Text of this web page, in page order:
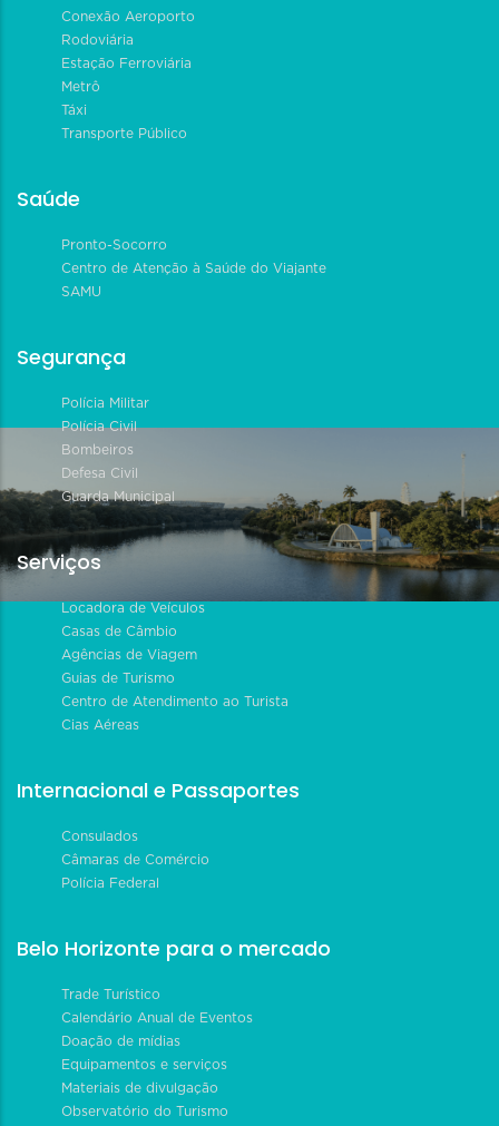
Conexão Aeroporto
Rodoviária
Estação Ferroviária
Metrô
Táxi
Transporte Público
Saúde
Pronto-Socorro
Centro de Atenção à Saúde do Viajante
SAMU
Segurança
Polícia Militar
Polícia Civil
Bombeiros
Defesa Civil
Guarda Municipal
Serviços
Locadora de Veículos
Casas de Câmbio
Agências de Viagem
Guias de Turismo
Centro de Atendimento ao Turista
Cias Aéreas
Internacional e Passaportes
Consulados
Câmaras de Comércio
Polícia Federal
Belo Horizonte para o mercado
Trade Turístico
Calendário Anual de Eventos
Doação de mídias
Equipamentos e serviços
Materiais de divulgação
Observatório do Turismo